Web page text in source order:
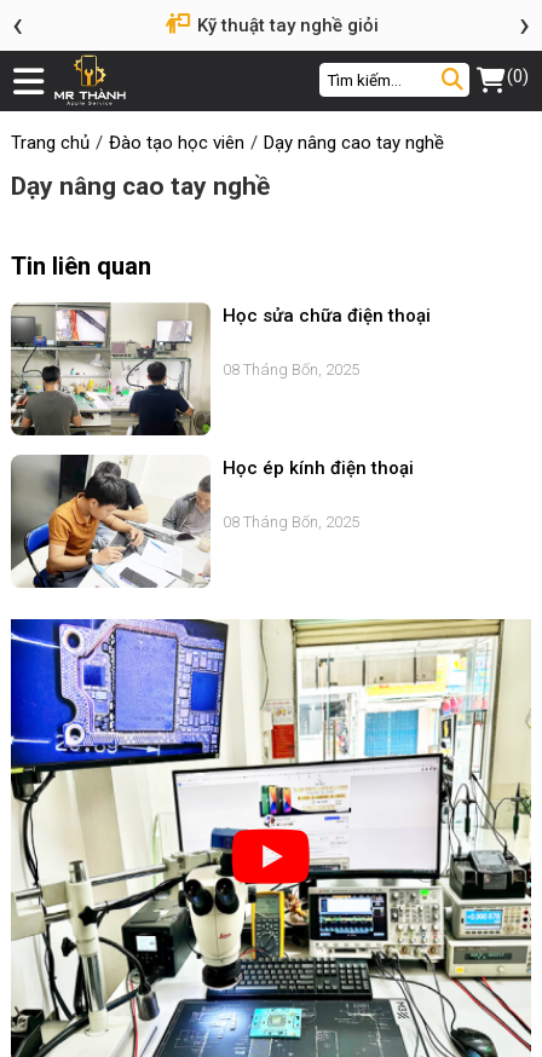
Kỹ thuật tay nghề giỏi
‹ ›
(0)
Trang chủ Đào tạo học viên Dạy nâng cao tay nghề
Dạy nâng cao tay nghề
Tin liên quan
Học sửa chữa điện thoại
08 Tháng Bốn, 2025
Học ép kính điện thoại
08 Tháng Bốn, 2025